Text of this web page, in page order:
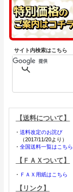
サイト内検索はこちら
【送料について】
・ 送料改定のお詫び
（2017/11/20より）
・ 全国送料一覧はこちら
【ＦＡＸついて】
・ ＦＡＸ用紙はこちら
【リンク】